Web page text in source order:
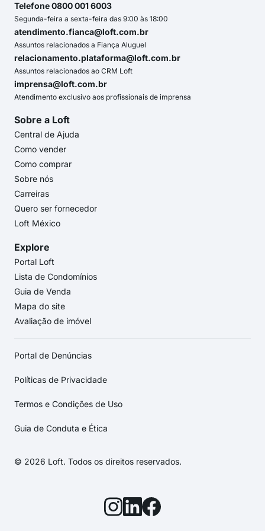
Telefone 0800 001 6003
Segunda-feira a sexta-feira das 9:00 às 18:00
atendimento.fianca@loft.com.br
Assuntos relacionados a Fiança Aluguel
relacionamento.plataforma@loft.com.br
Assuntos relacionados ao CRM Loft
imprensa@loft.com.br
Atendimento exclusivo aos profissionais de imprensa
Sobre a Loft
Central de Ajuda
Como vender
Como comprar
Sobre nós
Carreiras
Quero ser fornecedor
Loft México
Explore
Portal Loft
Lista de Condomínios
Guia de Venda
Mapa do site
Avaliação de imóvel
Portal de Denúncias
Políticas de Privacidade
Termos e Condições de Uso
Guia de Conduta e Ética
© 2026 Loft. Todos os direitos reservados.